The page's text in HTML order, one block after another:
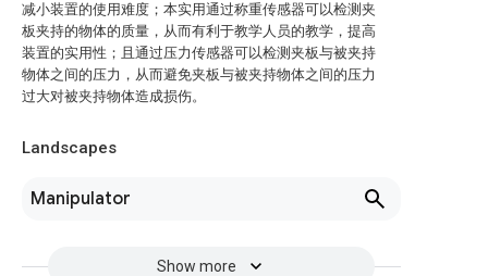
减小装置的使用难度；本实用通过称重传感器可以检测夹
板夹持的物体的质量，从而有利于教学人员的教学，提高
装置的实用性；且通过压力传感器可以检测夹板与被夹持
物体之间的压力，从而避免夹板与被夹持物体之间的压力
过大对被夹持物体造成损伤。
Landscapes
Manipulator
Show more